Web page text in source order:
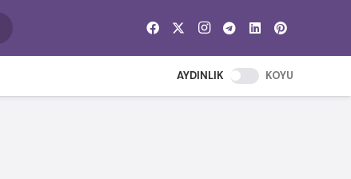
AYDINLIK KOYU